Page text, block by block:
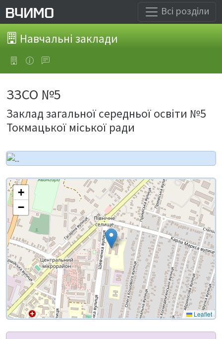
Всі розділи
Навчальні заклади
ЗЗСО №5
Заклад загальної середньої освіти №5
Токмацької міської ради
+
−
Leaflet